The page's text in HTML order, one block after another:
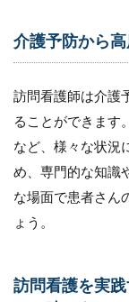
が
プ
意
を
持
な
け
れ
ば
な
い
介護予防から
訪問看護師は介護
ることができます
など、様々な状況
め、専門的な知識
な場面で患者さん
ょう。
訪問看護を実